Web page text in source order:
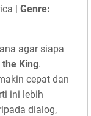
| Genre:
agar siapa
King.
cepat dan
ini lebih
dialog,